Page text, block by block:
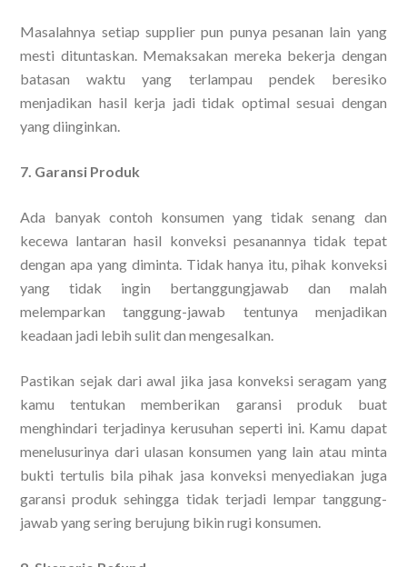
Masalahnya setiap supplier pun punya pesanan lain yang
mesti dituntaskan. Memaksakan mereka bekerja dengan
batasan waktu yang terlampau pendek beresiko
menjadikan hasil kerja jadi tidak optimal sesuai dengan
yang diinginkan.
7. Garansi Produk
Ada banyak contoh konsumen yang tidak senang dan
kecewa lantaran hasil konveksi pesanannya tidak tepat
dengan apa yang diminta. Tidak hanya itu, pihak konveksi
yang tidak ingin bertanggungjawab dan malah
melemparkan tanggung-jawab tentunya menjadikan
keadaan jadi lebih sulit dan mengesalkan.
Pastikan sejak dari awal jika jasa konveksi seragam yang
kamu tentukan memberikan garansi produk buat
menghindari terjadinya kerusuhan seperti ini. Kamu dapat
menelusurinya dari ulasan konsumen yang lain atau minta
bukti tertulis bila pihak jasa konveksi menyediakan juga
garansi produk sehingga tidak terjadi lempar tanggung-
jawab yang sering berujung bikin rugi konsumen.